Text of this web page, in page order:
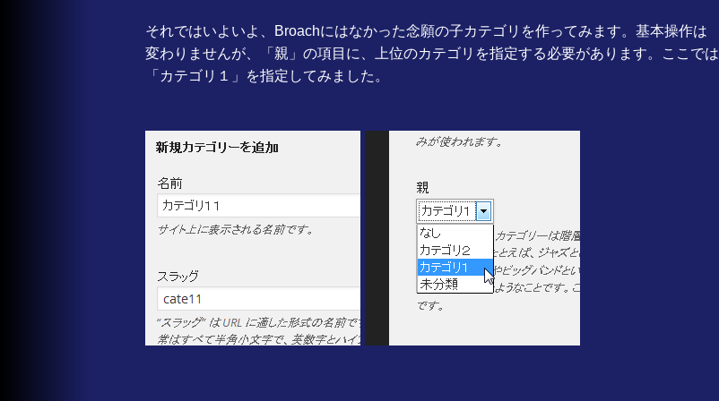
それではいよいよ、Broachにはなかった念願の子カテゴリを作ってみます。基本操作は
変わりませんが、「親」の項目に、上位のカテゴリを指定する必要があります。ここでは
「カテゴリ１」を指定してみました。